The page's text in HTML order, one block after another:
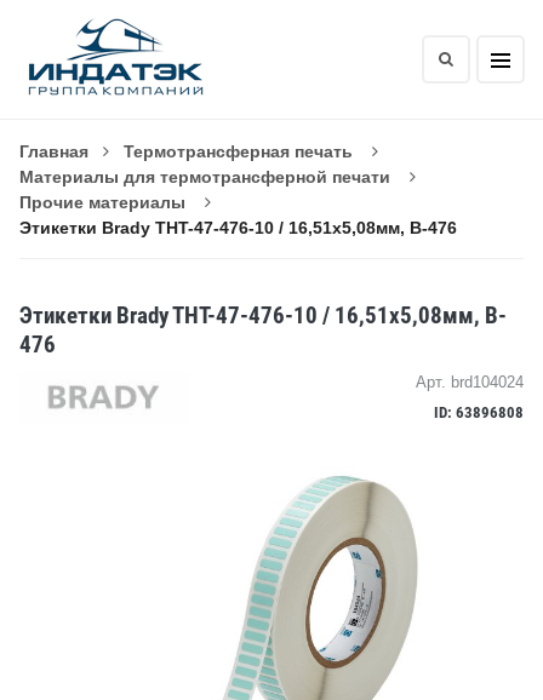
Главная
Термотрансферная печать
Материалы для термотрансферной печати
Прочие материалы
Этикетки Brady THT-47-476-10 / 16,51x5,08мм, B-476
Этикетки Brady THT-47-476-10 / 16,51x5,08мм, B-
476
Арт. brd104024
ID: 63896808